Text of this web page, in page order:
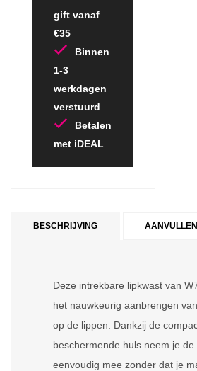
gift vanaf
€35
Binnen
1-3
werkdagen
verstuurd
Betalen
met iDEAL
BESCHRIJVING
Deze intrekbare lipkwast van
het nauwkeurig aanbrengen
op de lippen. Dankzij de
beschermende huls neem je de
eenvoudig mee zonder dat je